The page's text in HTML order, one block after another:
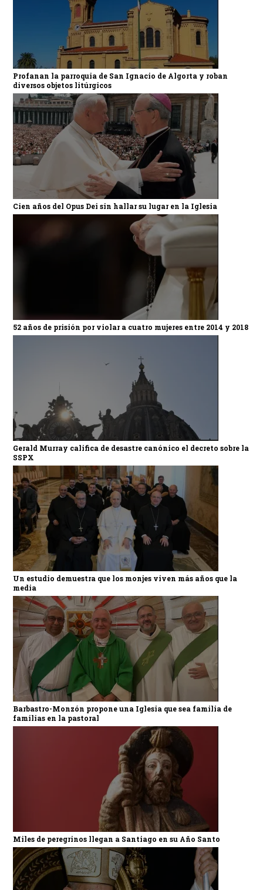
Profanan la parroquia de San Ignacio de Algorta y roban
diversos objetos litúrgicos
Cien años del Opus Dei sin hallar su lugar en la Iglesia
52 años de prisión por violar a cuatro mujeres entre 2014 y 2018
Gerald Murray califica de desastre canónico el decreto sobre la
SSPX
Un estudio demuestra que los monjes viven más años que la
media
Barbastro-Monzón propone una Iglesia que sea familia de
familias en la pastoral
Miles de peregrinos llegan a Santiago en su Año Santo